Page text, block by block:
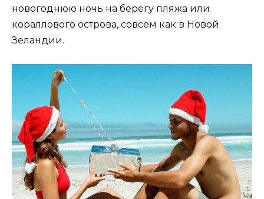
новогоднюю ночь на берегу пляжа или
кораллового острова, совсем как в Новой
Зеландии.